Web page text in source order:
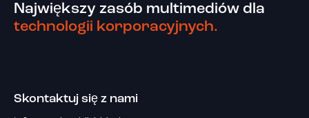
Największy zasób multimediów dla
technologii korporacyjnych.
Skontaktuj się z nami